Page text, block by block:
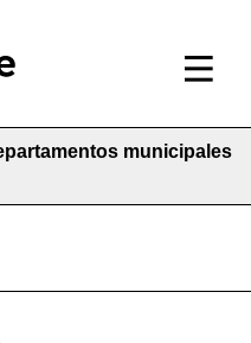
municipales